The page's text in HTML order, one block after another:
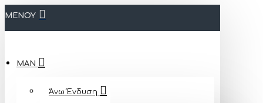
ΜΕΝΟΥ
MAN
Άνω Ένδυση